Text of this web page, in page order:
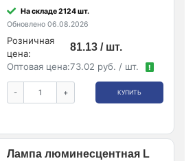
На складе 2124 шт.
Обновлено 06.08.2026
Розничная
цена:
81.13 / шт.
Оптовая цена:73.02 руб. / шт. !
- + КУПИТЬ
Лампа люминесцентная L